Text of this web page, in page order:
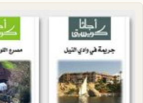
هناك العديد من الأشكال المختلفة